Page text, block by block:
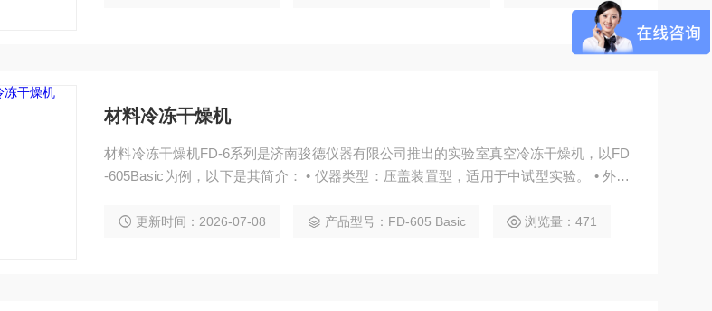
材料冷冻干燥机
材料冷冻干燥机FD-6系列是济南骏德仪器有限公司推出的实验室真空冷冻干燥机，以FD
-605Basic为例，以下是其简介： • 仪器类型：压盖装置型，适用于中试型实验。 • 外观
蚀、透明度高。 • 核心参数：冻干面积为0.7㎡，板层为4+1层，板层间距70mm，冷凝温
更新时间：2026-07-08 产品型号：FD-605 Basic 浏览量：471